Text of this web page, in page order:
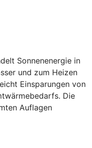
Sonnenenergie in
und zum Heizen
Einsparungen von
Die
Auflagen